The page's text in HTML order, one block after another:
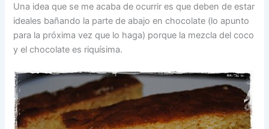
Una idea que se me acaba de ocurrir es que deben de estar
ideales bañando la parte de abajo en chocolate (lo apunto
para la próxima vez que lo haga) porque la mezcla del coco
y el chocolate es riquísima.